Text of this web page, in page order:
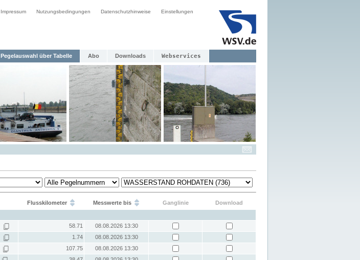
Impressum Nutzungsbedingungen Datenschutzhinweise Einstellungen
Pegelauswahl über Tabelle Abo Downloads Webservices
Flusskilometer Messwerte bis Ganglinie
Download
58.71
08.08.2026 13:30
1.74
08.08.2026 13:30
107.75
08.08.2026 13:30